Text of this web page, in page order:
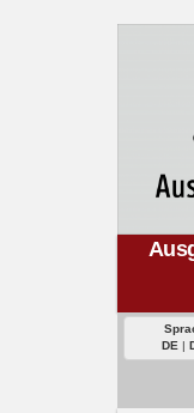
DE |